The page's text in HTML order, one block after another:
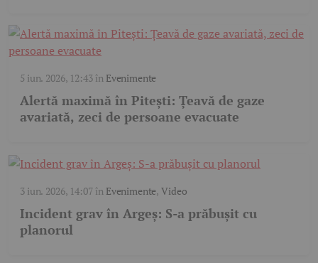
5 iun. 2026, 12:43în Evenimente
Alertă maximă în Pitești: Țeavă de gaze
avariată, zeci de persoane evacuate
3 iun. 2026, 14:07în Evenimente,Video
Incident grav în Argeș: S-a prăbușit cu
planorul